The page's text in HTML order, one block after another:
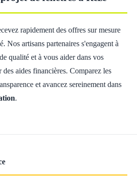
rapidement des offres sur mesure
Nos artisans partenaires s'engagent à
qualité et à vous aider dans vos
aides financières. Comparez les
et avancez sereinement dans
.